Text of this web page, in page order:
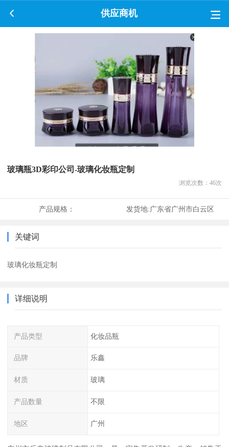
供应商机
玻璃瓶3D彩印公司-玻璃化妆瓶定制
浏览次数： 46次
产品规格： 发货地:广东省广州市白云区
关键词
玻璃化妆瓶定制
详细说明
产品类型 化妆品瓶
品牌 乐鑫
材质 玻璃
产品数量 不限
地区 广州